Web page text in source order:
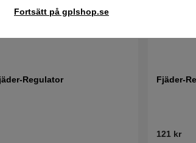
Fortsätt på gplshop.se
Regulator Fjäder-
121 kr